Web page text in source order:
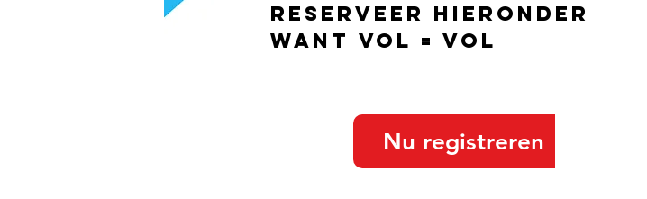
reserveer hieronder
want vol = vol
Nu registreren